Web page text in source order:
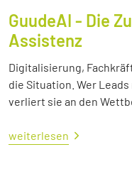
GuudeAI - Die
Assistenz
Digitalisierung,
die Situation. Wer
verliert sie an den
weiterlesen